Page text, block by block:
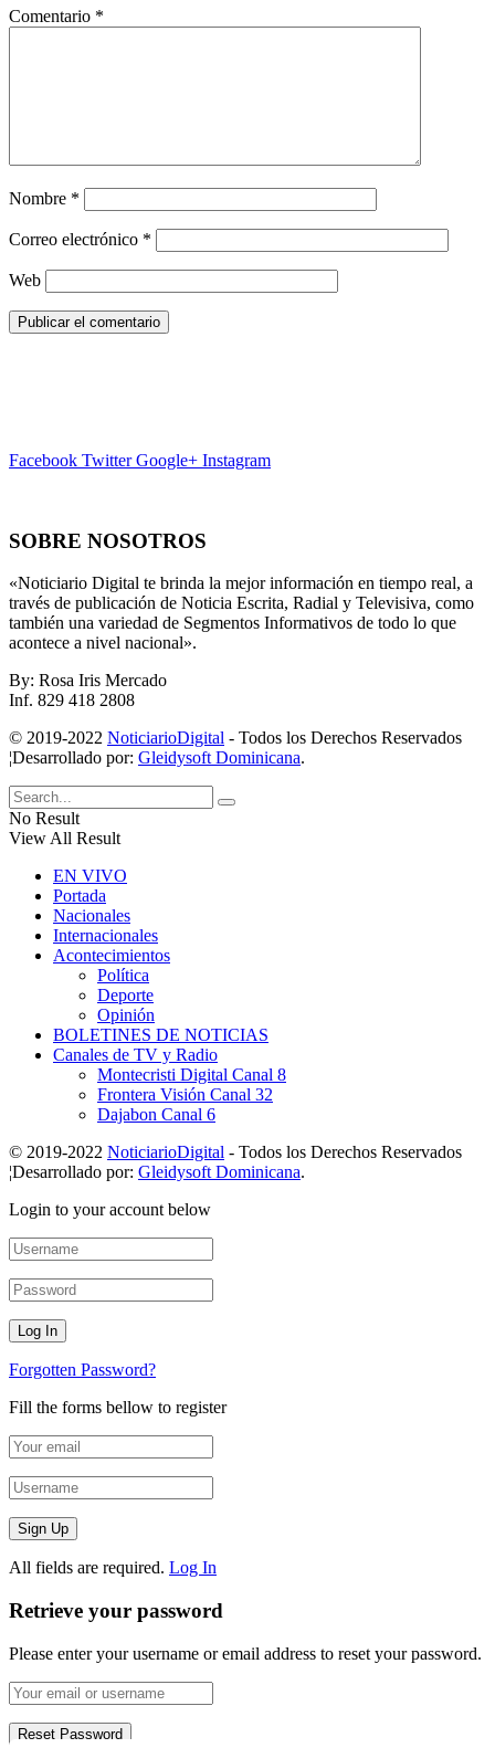
Comentario *
Nombre *
Correo electrónico *
Web
Facebook Twitter Google+ Instagram
SOBRE NOSOTROS
«Noticiario Digital te brinda la mejor información en tiempo real, a
través de publicación de Noticia Escrita, Radial y Televisiva, como
también una variedad de Segmentos Informativos de todo lo que
acontece a nivel nacional».
By: Rosa Iris Mercado
Inf. 829 418 2808
© 2019-2022 NoticiarioDigital - Todos los Derechos Reservados
¦Desarrollado por: Gleidysoft Dominicana.
No Result
View All Result
EN VIVO
Portada
Nacionales
Internacionales
Acontecimientos
Política
Deporte
Opinión
BOLETINES DE NOTICIAS
Canales de TV y Radio
Montecristi Digital Canal 8
Frontera Visión Canal 32
Dajabon Canal 6
© 2019-2022 NoticiarioDigital - Todos los Derechos Reservados
¦Desarrollado por: Gleidysoft Dominicana.
Login to your account below
Forgotten Password?
Fill the forms bellow to register
All fields are required. Log In
Retrieve your password
Please enter your username or email address to reset your password.